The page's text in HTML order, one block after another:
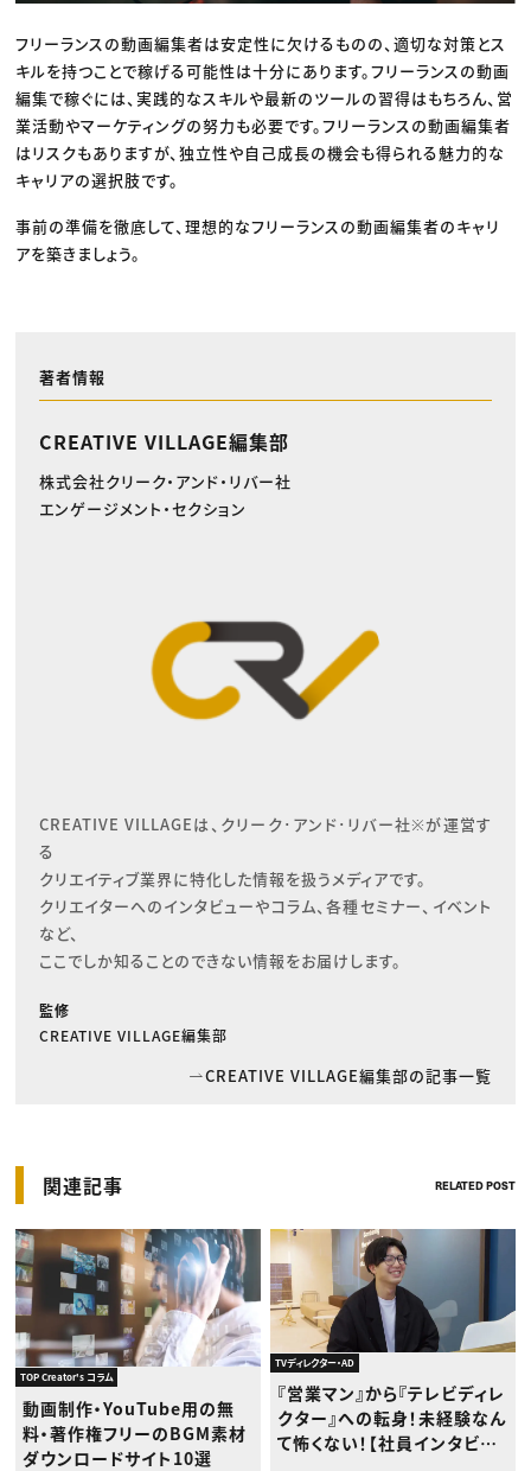
フリーランスの動画編集者は安定性に欠けるものの、適切な対策とス
キルを持つことで稼げる可能性は十分にあります。フリーランスの動画
編集で稼ぐには、実践的なスキルや最新のツールの習得はもちろん、営
業活動やマーケティングの努力も必要です。フリーランスの動画編集者
はリスクもありますが、独立性や自己成長の機会も得られる魅力的な
キャリアの選択肢です。
事前の準備を徹底して、理想的なフリーランスの動画編集者のキャリ
アを築きましょう。
著者情報
CREATIVE VILLAGE編集部
株式会社クリーク・アンド・リバー社
エンゲージメント・セクション
CREATIVE VILLAGEは、クリーク･アンド･リバー社※が運営す
る
クリエイティブ業界に特化した情報を扱うメディアです。
クリエイターへのインタビューやコラム、各種セミナー、イベント
など、
ここでしか知ることのできない情報をお届けします。
監修
CREATIVE VILLAGE編集部
CREATIVE VILLAGE編集部の記事一覧
関連記事 RELATED POST
TOP Creator's コラム
動画制作・YouTube用の無
料・著作権フリーのBGM素材
ダウンロードサイト10選
TVディレクター・AD
『営業マン』から『テレビディレ
クター』への転身！未経験なん
て怖くない！【社員インタビュ